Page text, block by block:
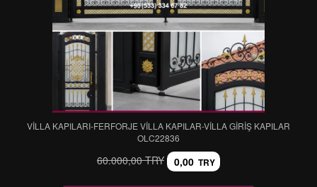
VİLLA KAPILARI-FERFORJE VİLLA KAPILAR-VİLLA GİRİŞ KAPILAR
OLC22836
60.000,00 TRY 0,00 TRY